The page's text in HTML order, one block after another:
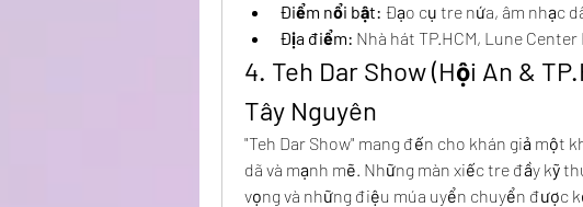
Điểm nổi bật: Đạo cụ tre nứa, âm nhạc
Địa điểm: Nhà hát TP.HCM, Lune Center
4. Teh Dar Show (Hội An &
Tây Nguyên
"Teh Dar Show" mang đến cho khán giả một
dã và mạnh mẽ. Những màn xiếc tre đầy kỹ
vọng và những điệu múa uyển chuyển được